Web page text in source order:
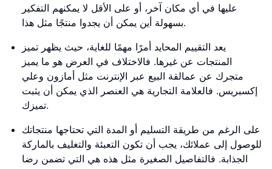
عليها في أي مكان آخر، أو على الأقل لا يمكنهم التفكير
بسهولة أين يمكن أن يجدوا منتجًا مثل هذا.
يعد التقييم المحايد أمرًا مهمًا للغاية، حيث يظهر تميز
المنتجات عن غيرها. فالاختلاف في العرض هو ما يميز
متجرك عن عمالقة البيع عبر الإنترنت مثل أمازون وعلي
إكسبريس. فالعلامة التجارية هي العنصر الذي يمكن أن يثبت
تميزك.
على الرغم من طريقة التسليم أو المدة التي تحتاجها منتجاتك
للوصول إلى عملائك، يجب أن تكون التعبئة والتغليف بالماركة
الجذابة. فالتفاصيل الصغيرة مثل هذه هي التي تضمن رضا